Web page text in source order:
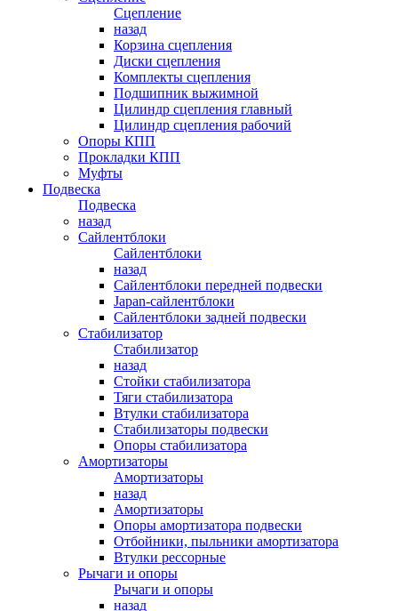
Сцепление
назад
Корзина сцепления
Диски сцепления
Комплекты сцепления
Подшипник выжимной
Цилиндр сцепления главный
Цилиндр сцепления рабочий
Опоры КПП
Прокладки КПП
Муфты
Подвеска
Подвеска
назад
Сайлентблоки
Сайлентблоки
назад
Сайлентблоки передней подвески
Japan-сайлентблоки
Сайлентблоки задней подвески
Стабилизатор
Стабилизатор
назад
Стойки стабилизатора
Тяги стабилизатора
Втулки стабилизатора
Стабилизаторы подвески
Опоры стабилизатора
Амортизаторы
Амортизаторы
назад
Амортизаторы
Опоры амортизатора подвески
Отбойники, пыльники амортизатора
Втулки рессорные
Рычаги и опоры
Рычаги и опоры
назад